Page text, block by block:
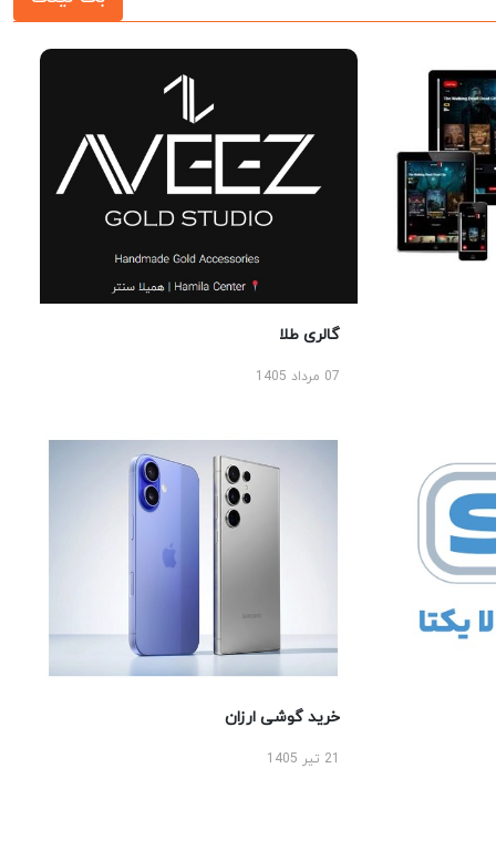
گالری طلا
07 مرداد 1405
خرید گوشی ارزان